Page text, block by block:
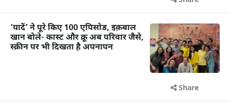
‘यादें’ ने पूरे किए 100 एपिसोड, इक़बाल
खान बोले- कास्ट और क्रू अब परिवार जैसे,
स्क्रीन पर भी दिखता है अपनापन
Share